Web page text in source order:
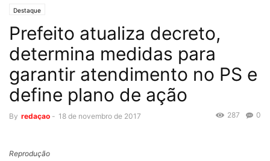
Destaque
Prefeito atualiza decreto,
determina medidas para
garantir atendimento no PS e
define plano de ação
By redaçao - 18 de novembro de 2017 0
287
Reprodução